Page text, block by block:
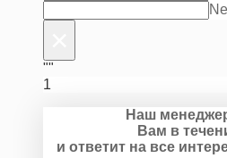
""
1
Наш
Вам в
и ответит на все